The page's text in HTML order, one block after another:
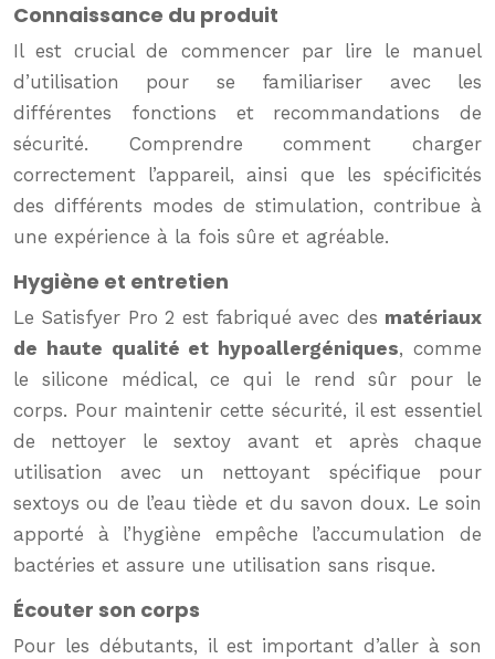
Connaissance du produit
Il est crucial de commencer par lire le manuel
d’utilisation pour se familiariser avec les
différentes fonctions et recommandations de
sécurité. Comprendre comment charger
correctement l’appareil, ainsi que les spécificités
des différents modes de stimulation, contribue à
une expérience à la fois sûre et agréable.
Hygiène et entretien
Le Satisfyer Pro 2 est fabriqué avec des matériaux
de haute qualité et hypoallergéniques, comme
le silicone médical, ce qui le rend sûr pour le
corps. Pour maintenir cette sécurité, il est essentiel
de nettoyer le sextoy avant et après chaque
utilisation avec un nettoyant spécifique pour
sextoys ou de l’eau tiède et du savon doux. Le soin
apporté à l’hygiène empêche l’accumulation de
bactéries et assure une utilisation sans risque.
Écouter son corps
Pour les débutants, il est important d’aller à son